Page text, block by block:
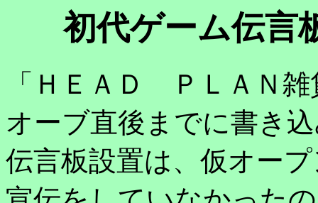
初代ゲーム伝言
「ＨＥＡＤ ＰＬＡＮ
オーブ直後までに書き
伝言板設置は、仮オー